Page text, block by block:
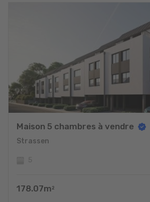
Maison 5 chambres à vendre
Strassen
178.07m 2